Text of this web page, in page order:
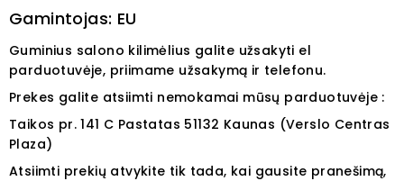
Gamintojas: EU
Guminius salono kilimėlius galite užsakyti el
parduotuvėje, priimame užsakymą ir telefonu.
Prekes galite atsiimti nemokamai mūsų parduotuvėje :
Taikos pr. 141 C Pastatas 51132 Kaunas (Verslo Centras
Plaza)
Atsiimti prekių atvykite tik tada, kai gausite pranešimą,